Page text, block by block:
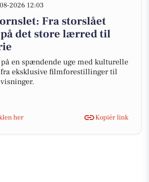
2026 12:03
Fra storslået
det store lærred til
en spændende uge med kulturelle
eksklusive filmforestillinger til
her
Kopiér link